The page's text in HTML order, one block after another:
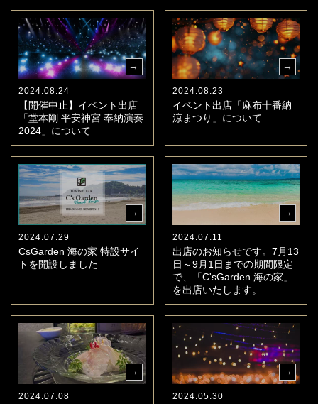
2024.08.24
【開催中止】イベント出店
「堂本剛 平安神宮 奉納演奏
2024」について
2024.08.23
イベント出店「麻布十番納
涼まつり」について
2024.07.29
CsGarden 海の家 特設サイ
トを開設しました
2024.07.11
出店のお知らせです。7月13
日～9月1日までの期間限定
で、「C'sGarden 海の家」
を出店いたします。
2024.07.08 2024.05.30